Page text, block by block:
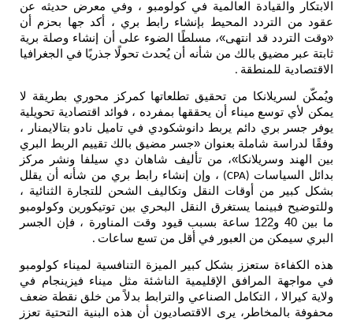
الابتكار والقيادة العالمية في كولومبو ، وفي معرض حديثه عن
عقود من التردد المحيط بإنشاء رابط بري ، أكد جها بحزم أن
«وقت التردد قد انتهى»، مسلطًا الضوء على أن إنشاء وصلة برية
ثابتة عبر مضيق بالك من شأنه أن يُحدث تحولًا جذريًا في الجغرافيا
الاقتصادية للمنطقة .
ويُمكّن لسريلانكا من تحقيق تطلعاتها كمركز محوري بطريقة لا
يمكن لأي توسع ميناء أن يحققها بمفرده ، فوائد اقتصادية تحويلية
يوفر جسر بري دائم يربط دانوشكودي في تاميل نادو بتالايمنار ،
وفقًا لدراسة شاملة بعنوان «جسر مضيق بالك تقييم الربط البري
بين الهند وسريلانكا»، من تأليف شاهان دي سيلفا ونشر مركز
بدائل السياسات (CPA)
، وإن إنشاء رابط بري من شأنه أن يقلل
بشكل كبير من أوقات النقل وتكاليف الشحن للتجارة الثنائية ،
وللتوضيح فبينما يستغرق النقل البحري بين توتيكورين وكولومبو
ما بين 40 و122 ساعة بسبب قيود وقت المناورة ، فإن الجسر
البري سيمكن من العبور في أقل من تسع ساعات .
هذه الكفاءة ستعزز بشكل كبير الميزة التنافسية لميناء كولومبو
في مواجهة المرافق الإقليمية الناشئة مثل ميناء فيزينجام في
ولاية كيرالا ، التكامل الصناعي والترابط بدلاً من خلق نقطة ضعف
محفوفة بالمخاطر، يرى الاقتصاديون أن هذه البنية التحتية تعزز